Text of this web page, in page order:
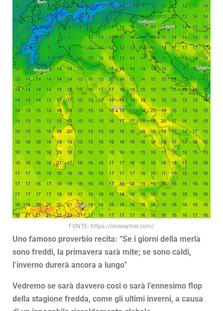
FONTE: https://imweather.com/
Uno famoso proverbio recita: “Se i giorni della merla
sono freddi, la primavera sarà mite; se sono caldi,
l’inverno durerà ancora a lungo”
Vedremo se sarà davvero cosi o sarà l’ennesimo flop
della stagione fredda, come gli ultimi inverni, a causa